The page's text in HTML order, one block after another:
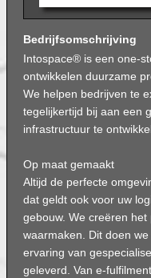
Bedrijfsomschrijving
Intospace® is een one-
ontwikkelen duurzame
We helpen bedrijven te
tegelijkertijd bij aan een
infrastructuur te
Op maat gemaakt
Altijd de perfecte
dat geldt ook voor uw
gebouw. We creëren
waarmaken. Dit doen
ervaring van
geleverd. Van e-